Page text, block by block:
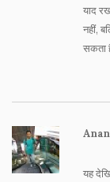
याद
नहीं,
सकता
यह